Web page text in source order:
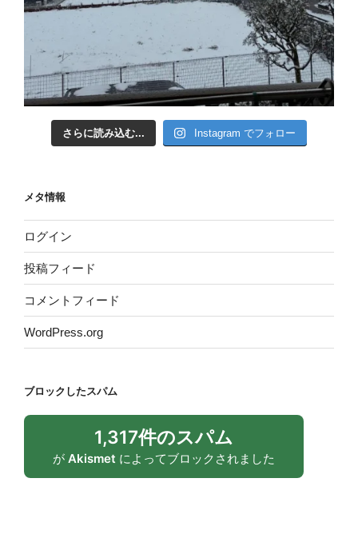
さらに読み込む... Instagram でフォロー
メタ情報
ログイン
投稿フィード
コメントフィード
WordPress.org
ブロックしたスパム
1,317件のスパム
が Akismet によってブロックされました